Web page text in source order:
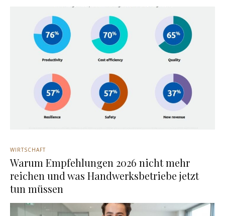
WIRTSCHAFT
Warum Empfehlungen 2026 nicht mehr
reichen und was Handwerksbetriebe jetzt
tun müssen